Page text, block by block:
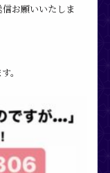
お願いいたしま
。